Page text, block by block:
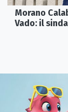
Morano
Vado: il